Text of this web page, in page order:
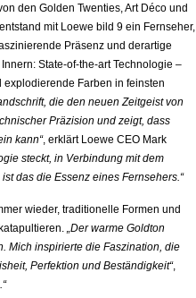
den Golden Twenties, Art Déco und
mit Loewe bild 9 ein Fernseher,
Präsenz und derartige
State-of-the-art Technologie –
Farben in feinsten
die den neuen Zeitgeist von
Präzision und zeigt, dass
kann“, erklärt Loewe CEO Mark
steckt, in Verbindung mit dem
das die Essenz eines Fernsehers.“
wieder, traditionelle Formen und
„Der warme Goldton
Mich inspirierte die Faszination, die
Perfektion und Beständigkeit“,